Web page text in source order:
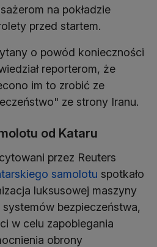
na pokładzie
przed startem.
o powód konieczności
reporterom, że
im to zrobić ze
ze strony Iranu.
od Kataru
przez Reuters
samolotu spotkało
luksusowej maszyny
systemów bezpieczeństwa,
w celu zapobiegania
obrony